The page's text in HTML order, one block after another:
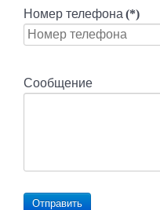
Номер телефона (*)
Сообщение
Отправить